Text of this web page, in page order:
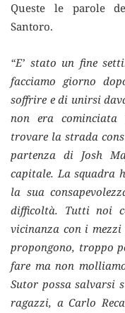
Queste le parole
Santoro.
“E’ stato un fine
facciamo giorno
soffrire e di unirsi
non era cominciata
trovare la strada
partenza di Josh
capitale. La squadra
la sua
difficoltà. Tutti noi
vicinanza con i
propongono, troppo
fare ma non
Sutor possa salvarsi
ragazzi, a Carlo